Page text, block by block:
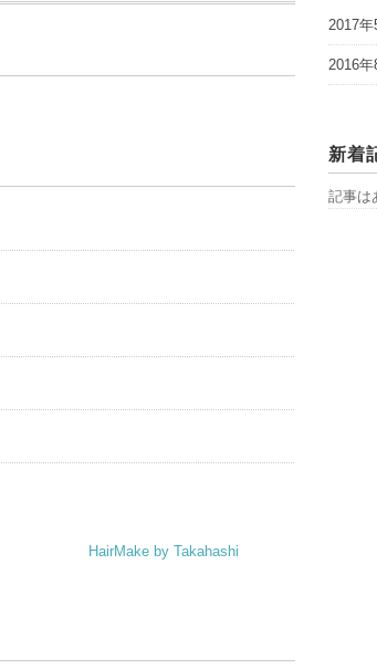
HairMake by Takahashi
2017年
2016年
新着
記事は